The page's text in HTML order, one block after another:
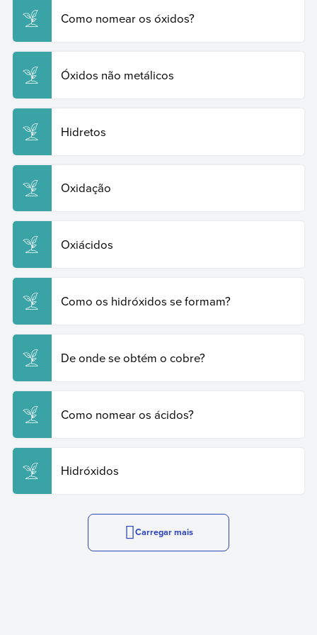
Como nomear os óxidos?
Óxidos não metálicos
Hidretos
Oxidação
Oxiácidos
Como os hidróxidos se formam?
De onde se obtém o cobre?
Como nomear os ácidos?
Hidróxidos
Carregar mais